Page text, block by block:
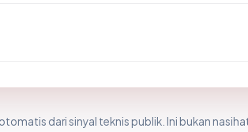
dari sinyal teknis publik. Ini bukan